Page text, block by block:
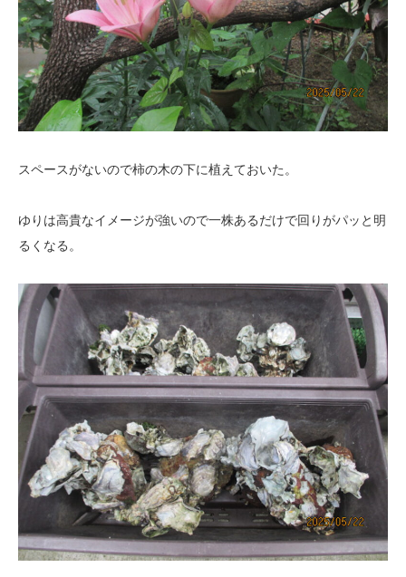
スペースがないので柿の木の下に植えておいた。
ゆりは高貴なイメージが強いので一株あるだけで回りがパッと明
るくなる。